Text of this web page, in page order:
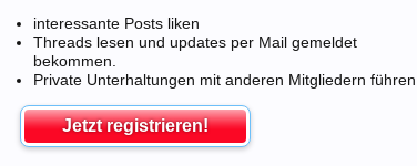
interessante Posts liken
Threads lesen und updates per Mail gemeldet
bekommen.
Private Unterhaltungen mit anderen Mitgliedern
Jetzt registrieren!